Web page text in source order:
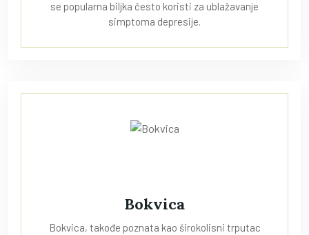
se popularna biljka često koristi za ublažavanje
simptoma depresije.
Bokvica
Bokvica, takođe poznata kao širokolisni trputac